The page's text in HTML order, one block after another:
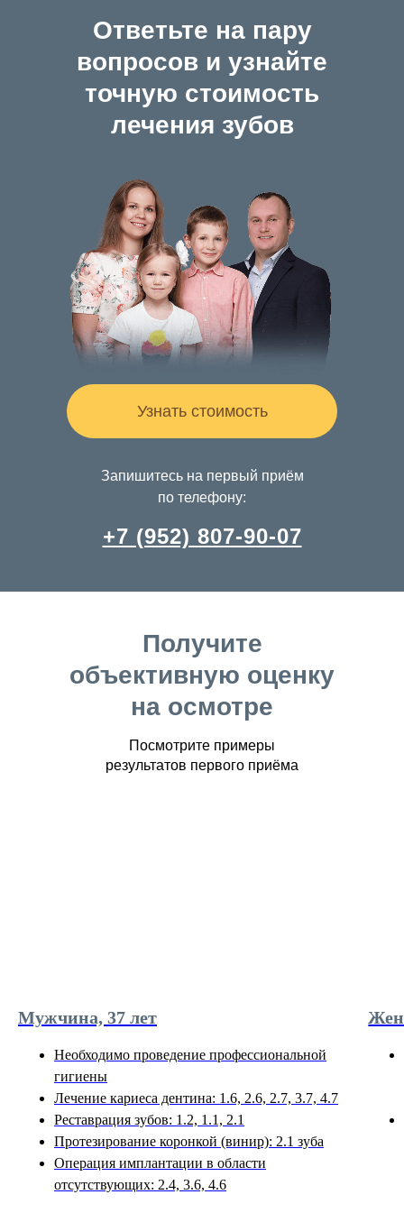
Ответьте на пару
вопросов и узнайте
точную стоимость
лечения зубов
Запишитесь на первый приём
по телефону:
+7 (952) 807-90-07
Узнать стоимость
Получите
объективную оценку
на осмотре
Посмотрите примеры
результатов первого приёма
Мужчина, 37 лет
Необходимо проведение профессиональной
гигиены
Лечение кариеса дентина: 1.6, 2.6, 2.7, 3.7, 4.7
Реставрация зубов: 1.2, 1.1, 2.1
Протезирование коронкой (винир): 2.1 зуба
Операция имплантации в области
отсутствующих: 2.4, 3.6, 4.6